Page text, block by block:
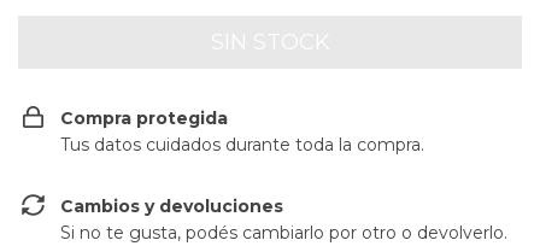
Compra protegida
Tus datos cuidados durante toda la compra.
Cambios y devoluciones
Si no te gusta, podés cambiarlo por otro o devolverlo.